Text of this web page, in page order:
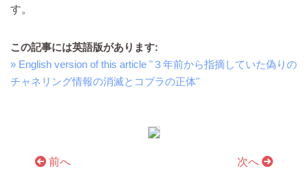
す。
この記事には英語版があります:
» English version of this article "３年前から指摘していた偽りの
チャネリング情報の消滅とコブラの正体"
前へ 次へ